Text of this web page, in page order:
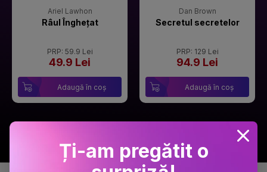
Ariel Lawhon
Râul Înghețat
PRP: 59.9 Lei
49.9 Lei
Adaugă în coș
Dan Brown
Secretul secretelor
PRP: 129 Lei
94.9 Lei
Adaugă în coș
Ți-am pregătit o